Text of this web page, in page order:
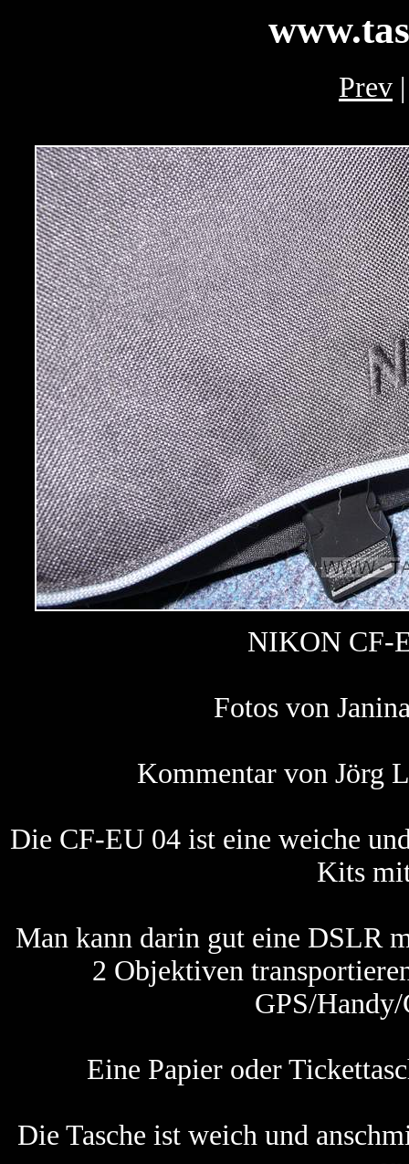
Prev
NIKON CF-
Fotos von
Kommentar von Jörg
Die CF-EU 04 ist eine weiche
Kits
Man kann darin gut eine DSLR
2 Objektiven
GPS/
Eine Papier oder
Die Tasche ist weich und